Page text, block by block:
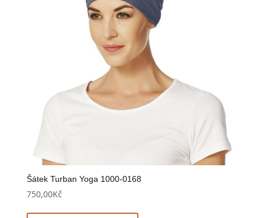
Šátek Turban Yoga 1000-0168
750,00Kč